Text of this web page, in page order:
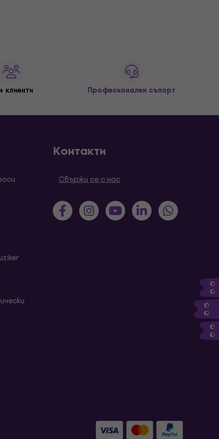
клиенти Професионален съпорт
Контакти
Свържи се с нас